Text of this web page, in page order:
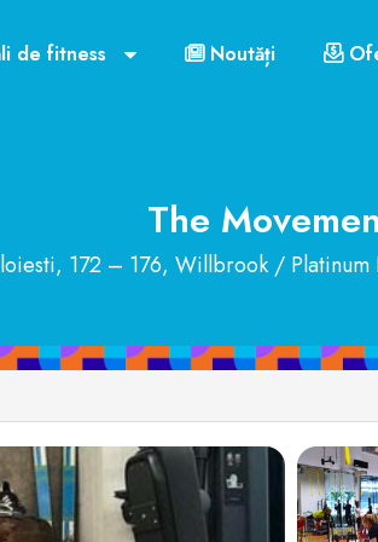
de fitness Noutăți
The
172 – 176, Willbrook / Platinum
Orar